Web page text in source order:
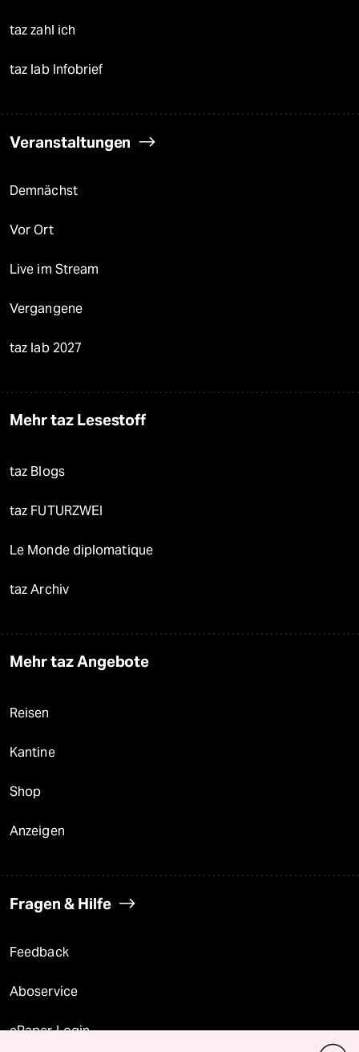
taz zahl ich
taz lab Infobrief
Veranstaltungen
Demnächst
Vor Ort
Live im Stream
Vergangene
taz lab 2027
Mehr taz Lesestoff
taz Blogs
taz FUTURZWEI
Le Monde diplomatique
taz Archiv
Mehr taz Angebote
Reisen
Kantine
Shop
Anzeigen
Fragen & Hilfe
Feedback
Aboservice
ePaper Login